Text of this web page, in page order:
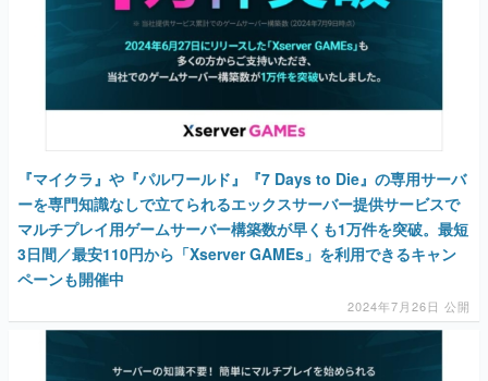
『マイクラ』や『パルワールド』『7 Days to Die』の専用サーバ
ーを専門知識なしで立てられるエックスサーバー提供サービスで
マルチプレイ用ゲームサーバー構築数が早くも1万件を突破。最短
3日間／最安110円から「Xserver GAMEs」を利用できるキャン
ペーンも開催中
2024年7月26日 公開